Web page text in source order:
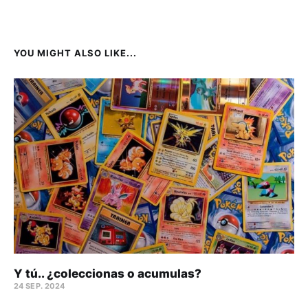
YOU MIGHT ALSO LIKE...
Y tú.. ¿coleccionas o acumulas?
24 SEP. 2024